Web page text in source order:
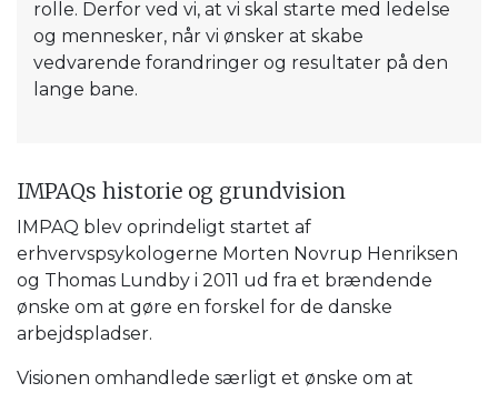
rolle. Derfor ved vi, at vi skal starte med ledelse
og mennesker, når vi ønsker at skabe
vedvarende forandringer og resultater på den
lange bane.
IMPAQs historie og grundvision
IMPAQ blev oprindeligt startet af
erhvervspsykologerne Morten Novrup Henriksen
og Thomas Lundby i 2011 ud fra et brændende
ønske om at gøre en forskel for de danske
arbejdspladser.
Visionen omhandlede særligt et ønske om at